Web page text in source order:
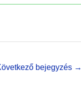
bejegyzés →